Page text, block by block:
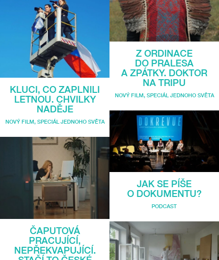
KLUCI, CO ZAPLNILI
LETNOU. CHVILKY
NADĚJE
NOVÝ FILM, SPECIÁL JEDNOHO SVĚTA
ČAPUTOVÁ
PRACUJÍCÍ,
NEPŘEKVAPUJÍCÍ.
Z ORDINACE
DO PRALESA
A ZPÁTKY. DOKTOR
NA TRIPU
NOVÝ FILM, SPECIÁL JEDNOHO SVĚTA
JAK SE PÍŠE
O DOKUMENTU?
PODCAST